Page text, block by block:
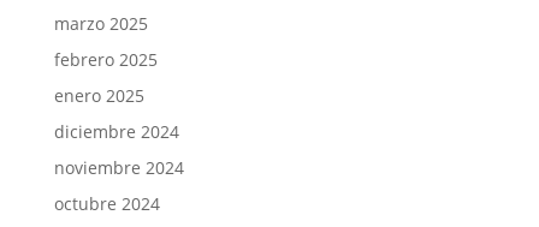
marzo 2025
febrero 2025
enero 2025
diciembre 2024
noviembre 2024
octubre 2024